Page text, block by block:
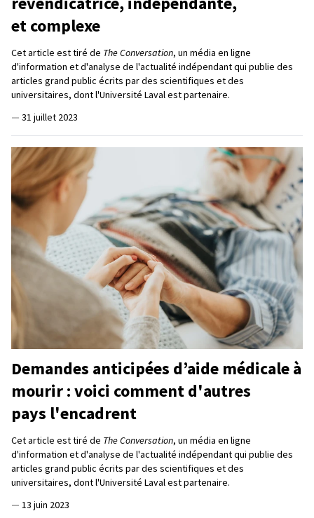
et complexe
Cet article est tiré de The Conversation, un média en ligne
d'information et d'analyse de l'actualité indépendant qui publie des
articles grand public écrits par des scientifiques et des
universitaires, dont l'Université Laval est partenaire.
— 31 juillet 2023
Demandes anticipées d’aide médicale à
mourir : voici comment d'autres
pays l'encadrent
Cet article est tiré de The Conversation, un média en ligne
d'information et d'analyse de l'actualité indépendant qui publie des
articles grand public écrits par des scientifiques et des
universitaires, dont l'Université Laval est partenaire.
— 13 juin 2023